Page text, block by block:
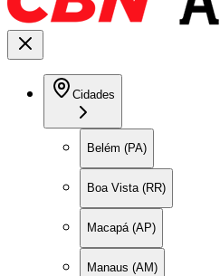
Cidades
Belém (PA)
Boa Vista (RR)
Macapá (AP)
Manaus (AM)